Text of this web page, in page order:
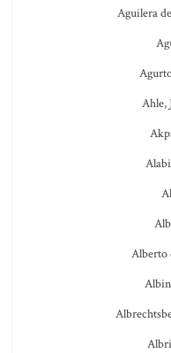
Aguilera
Ahle,
Alberto